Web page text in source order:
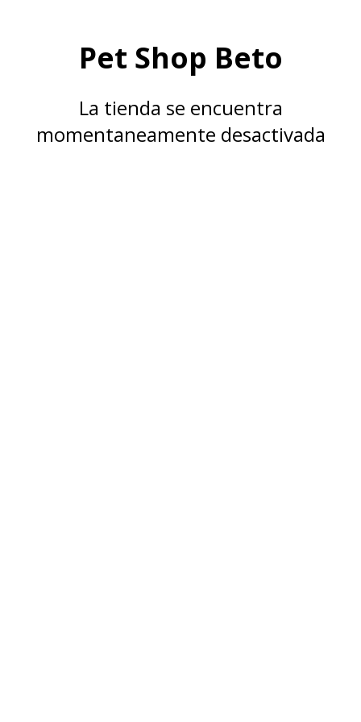
Pet Shop Beto
La tienda se encuentra
momentaneamente desactivada